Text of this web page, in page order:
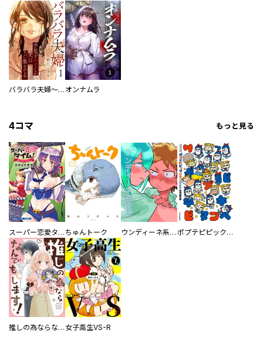
バラバラ夫婦～手足をなくした夫はまだ生きてる オンナムラ
4コマ もっと見る
スーパー恋愛タイム！～現場でドＳな彼女は自宅でデレる～ ちゅんトーク ウンディーネ系彼氏 ポプテピピック SEASON EIGHT
推しの為ならなんでもします！ 女子高生VS-R